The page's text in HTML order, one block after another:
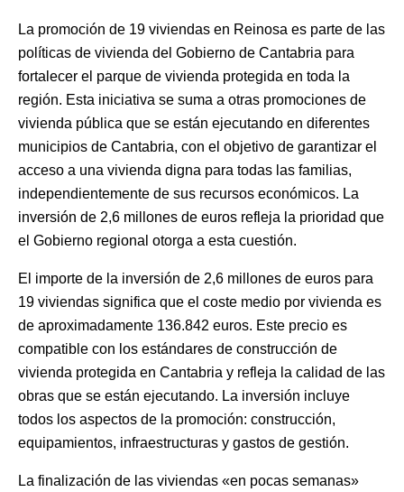
La promoción de 19 viviendas en Reinosa es parte de las
políticas de vivienda del Gobierno de Cantabria para
fortalecer el parque de vivienda protegida en toda la
región. Esta iniciativa se suma a otras promociones de
vivienda pública que se están ejecutando en diferentes
municipios de Cantabria, con el objetivo de garantizar el
acceso a una vivienda digna para todas las familias,
independientemente de sus recursos económicos. La
inversión de 2,6 millones de euros refleja la prioridad que
el Gobierno regional otorga a esta cuestión.
El importe de la inversión de 2,6 millones de euros para
19 viviendas significa que el coste medio por vivienda es
de aproximadamente 136.842 euros. Este precio es
compatible con los estándares de construcción de
vivienda protegida en Cantabria y refleja la calidad de las
obras que se están ejecutando. La inversión incluye
todos los aspectos de la promoción: construcción,
equipamientos, infraestructuras y gastos de gestión.
La finalización de las viviendas «en pocas semanas»